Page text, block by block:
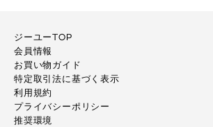
ジーユーTOP
会員情報
お買い物ガイド
特定取引法に基づく表示
利用規約
プライバシーポリシー
推奨環境